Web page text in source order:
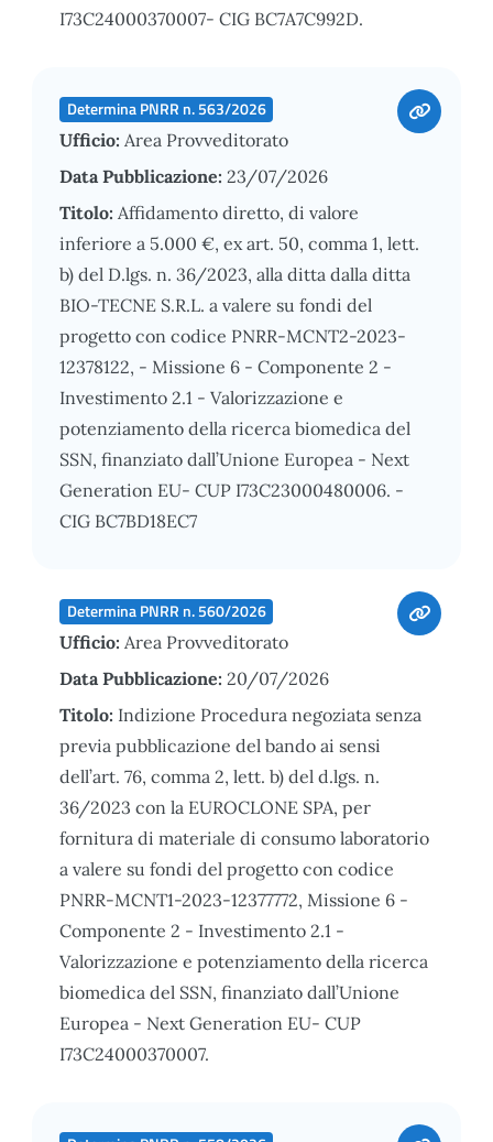
I73C24000370007- CIG BC7A7C992D.
Determina PNRR n. 563/2026
Ufficio: Area Provveditorato
Data Pubblicazione: 23/07/2026
Titolo: Affidamento diretto, di valore
inferiore a 5.000 €, ex art. 50, comma 1, lett.
b) del D.lgs. n. 36/2023, alla ditta dalla ditta
BIO-TECNE S.R.L. a valere su fondi del
progetto con codice PNRR-MCNT2-2023-
12378122, - Missione 6 - Componente 2 -
Investimento 2.1 - Valorizzazione e
potenziamento della ricerca biomedica del
SSN, finanziato dall’Unione Europea - Next
Generation EU- CUP I73C23000480006. -
CIG BC7BD18EC7
Determina PNRR n. 560/2026
Ufficio: Area Provveditorato
Data Pubblicazione: 20/07/2026
Titolo: Indizione Procedura negoziata senza
previa pubblicazione del bando ai sensi
dell’art. 76, comma 2, lett. b) del d.lgs. n.
36/2023 con la EUROCLONE SPA, per
fornitura di materiale di consumo laboratorio
a valere su fondi del progetto con codice
PNRR-MCNT1-2023-12377772, Missione 6 -
Componente 2 - Investimento 2.1 -
Valorizzazione e potenziamento della ricerca
biomedica del SSN, finanziato dall’Unione
Europea - Next Generation EU- CUP
I73C24000370007.